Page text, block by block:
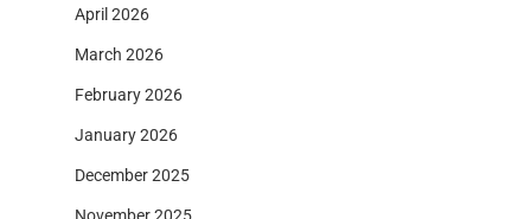
April 2026
March 2026
February 2026
January 2026
December 2025